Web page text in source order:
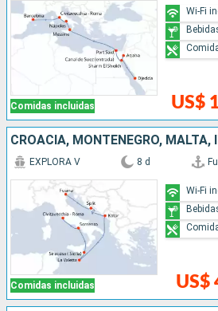
Comidas incluidas US$
Wi-Fi
CROACIA, MONTENEGRO, MALTA,
Comidas incluidas
EXPLORA V 8 d
US$
Wi-Fi